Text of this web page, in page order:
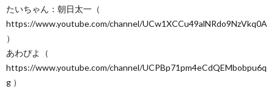
たいちゃん：朝日太一（
https://www.youtube.com/channel/UCw1XCCu49alNRdo9NzVkq0A
）
あわぴよ（
https://www.youtube.com/channel/UCPBp71pm4eCdQEMbobpu6q
g ）